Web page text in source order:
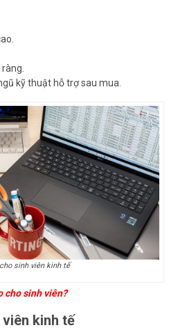
kỹ thuật hỗ trợ sau mua.
sinh viên kinh tế
cho sinh viên?
kinh tế​